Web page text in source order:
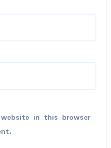
in this browser